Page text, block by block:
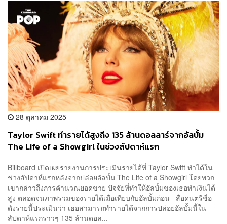
28 ตุลาคม 2025
Taylor Swift ทำรายได้สูงถึง 135 ล้านดอลลาร์จากอัลบั้ม
The Life of a Showgirl ในช่วงสัปดาห์แรก
Billboard เปิดเผยรายงานการประเมินรายได้ที่ Taylor Swift ทำได้ใน
ช่วงสัปดาห์แรกหลังจากปล่อยอัลบั้ม The Life of a Showgirl โดยพวก
เขากล่าวถึงการคำนวณยอดขาย ปัจจัยที่ทำให้อัลบั้มของเธอทำเงินได้
สูง ตลอดจนภาพรวมของรายได้เมื่อเทียบกับอัลบั้มก่อน สื่อดนตรีชื่อ
ดังรายนี้ประเมินว่า เธอสามารถทำรายได้จากการปล่อยอัลบั้มนี้ใน
สัปดาห์แรกราวๆ 135 ล้านดอล...